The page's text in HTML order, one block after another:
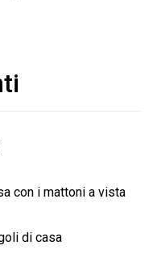
con i mattoni a vista
di casa